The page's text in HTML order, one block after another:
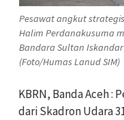
Pesawat angkut
Halim Perdanakusuma
Bandara Sultan Iskandar
(Foto/Humas Lanud SIM)
KBRN, Banda Aceh :
dari Skadron Udara